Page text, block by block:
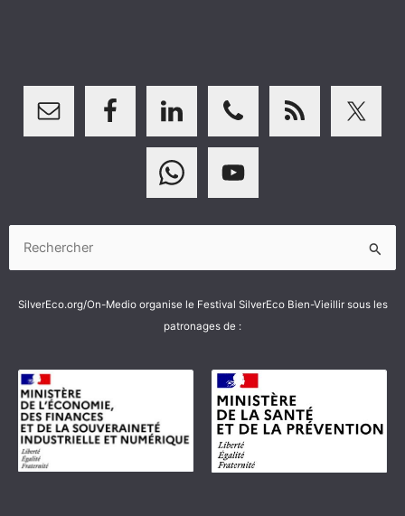
SilverEco.org/On-Medio organise le Festival SilverEco Bien-Vieillir sous les
patronages de :